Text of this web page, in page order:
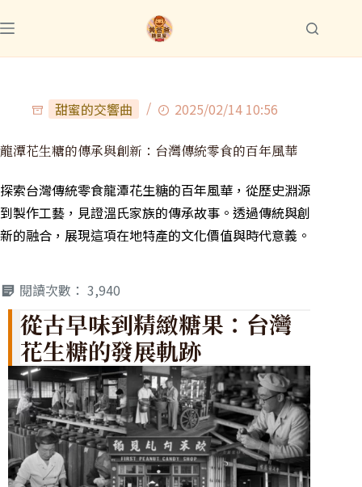
甜蜜的交響曲 2025/02/14 10:56
龍潭花生糖的傳承與創新：台灣傳統零食的百年風華
探索台灣傳統零食龍潭花生糖的百年風華，從歷史淵源
到製作工藝，見證溫氏家族的傳承故事。透過傳統與創
新的融合，展現這項在地特產的文化價值與時代意義。
閱讀次數： 3,940
從古早味到精緻糖果：台灣
花生糖的發展軌跡